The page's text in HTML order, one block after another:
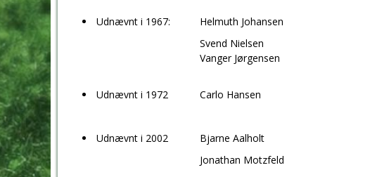
Udnævnt i 1967:
Helmuth Johansen
Svend Nielsen
Vanger Jørgensen
Udnævnt i 1972 Carlo Hansen
Udnævnt i 2002
Bjarne Aalholt
Jonathan Motzfeld